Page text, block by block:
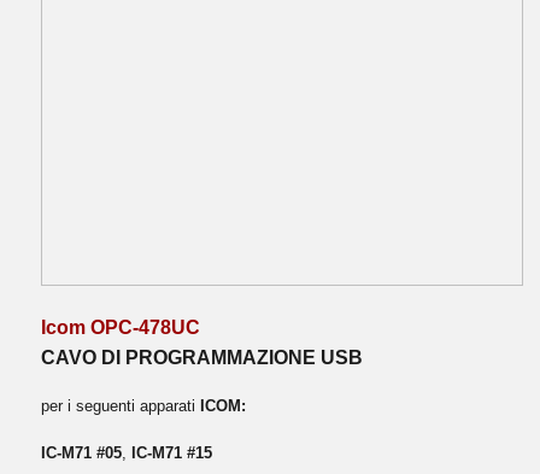
Icom OPC-478UC
CAVO DI PROGRAMMAZIONE USB
per i seguenti apparati ICOM:
IC-M71 #05, IC-M71 #15